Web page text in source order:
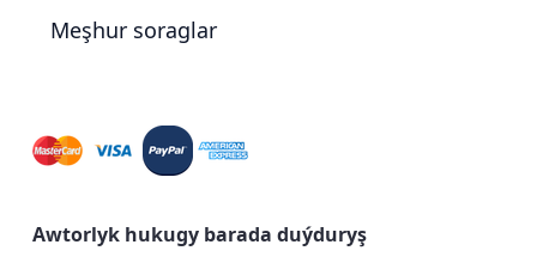
Meşhur soraglar
Awtorlyk hukugy barada duýduryş